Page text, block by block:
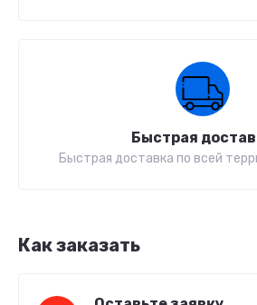
Быстрая
Быстрая доставка по всей
Как заказать